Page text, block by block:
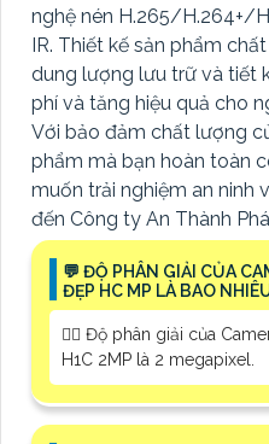
nghệ nén H.265/H.264+/
IR. Thiết kế sản phẩm
dung lượng lưu trữ và tiết
phí và tăng hiệu quả cho
Với bảo đảm chất lượng
phẩm mà bạn hoàn toàn
muốn trải nghiệm an ninh
đến Công ty An Thành
️💬 ĐỘ PHÂN GIẢI CỦA
ĐẸP HC MP LÀ BAO
❤️‍💋‍ Độ phân giải của
H1C 2MP là 2 megapixel.